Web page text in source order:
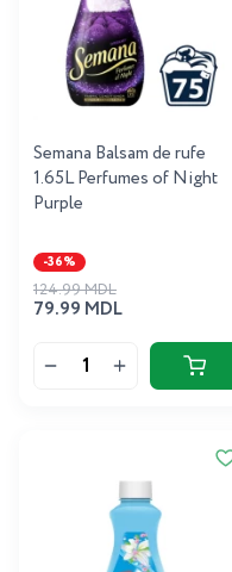
Semana Balsam de rufe
1.65L Perfumes of Night
Purple
-36%
79.99 MDL
124.99 MDL